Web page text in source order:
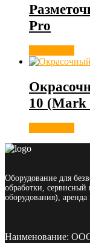
Pro
10 (Mark
Оборудование для
обработки, сервисный
оборудования),
Наименование: